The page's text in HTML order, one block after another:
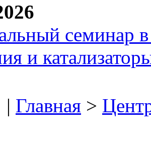
семинар в
и
| Главная >